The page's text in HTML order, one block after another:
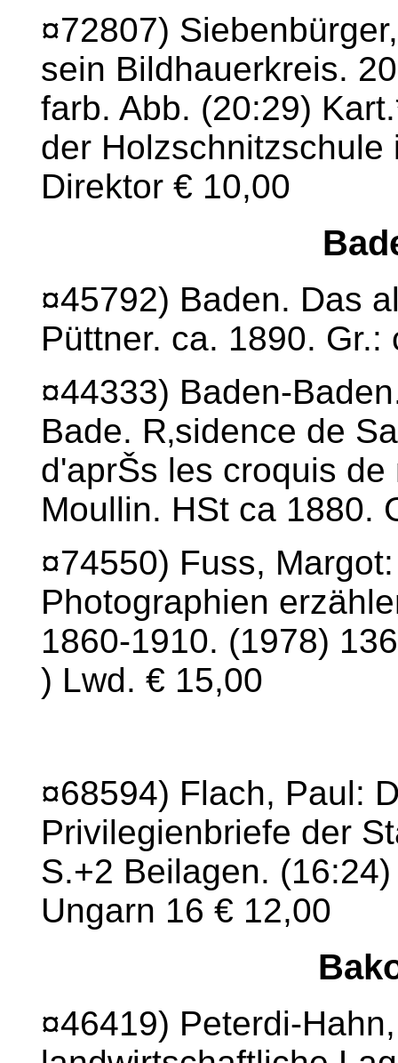
¤72807)
sein Bildhauerkreis.
farb. Abb. (20:29)
der Holzschnitzschule
Direktor € 10,00
¤45792) Baden. Das
Püttner. ca. 1890.
¤44333) Baden-
Bade. R‚sidence de
d'aprŠs les croquis
Moullin. HSt ca 1880.
¤74550) Fuss,
Photographien
1860-1910. (1978)
) Lwd. € 15,00
¤68594) Flach, Paul:
Privilegienbriefe der
S.+2 Beilagen.
Ungarn 16 € 12,00
¤46419) Peterdi-